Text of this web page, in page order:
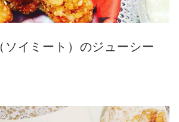
ソイミート）のジューシー